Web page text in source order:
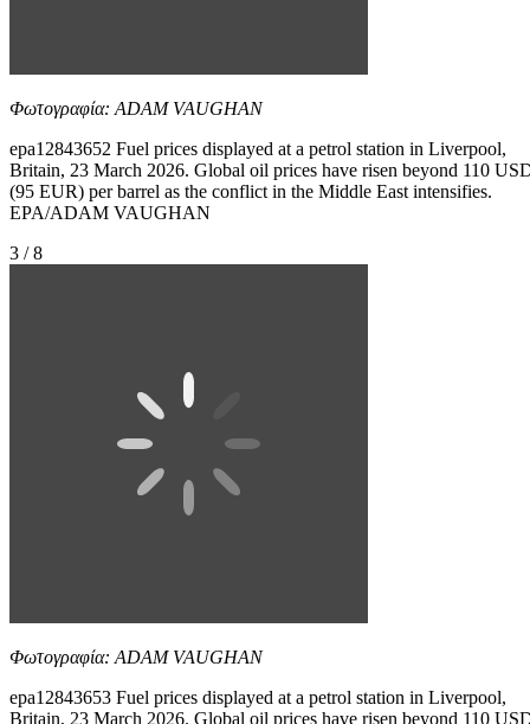
Φωτογραφία: ADAM VAUGHAN
epa12843652 Fuel prices displayed at a petrol station in Liverpool,
Britain, 23 March 2026. Global oil prices have risen beyond 110
(95 EUR) per barrel as the conflict in the Middle East intensifies.
EPA/ADAM VAUGHAN
3 / 8
Φωτογραφία: ADAM VAUGHAN
epa12843653 Fuel prices displayed at a petrol station in Liverpool,
Britain, 23 March 2026. Global oil prices have risen beyond 110